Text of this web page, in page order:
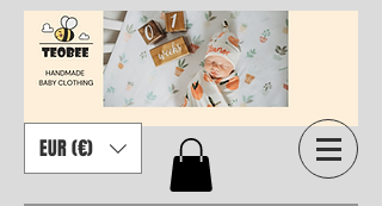
EUR (€)